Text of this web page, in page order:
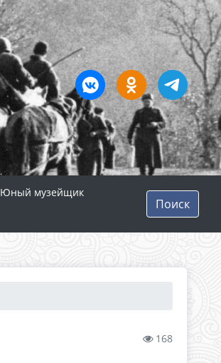
Юный музейщик
Поиск
168